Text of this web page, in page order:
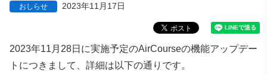
おしらせ 2023年11月17日
2023年11月28日に実施予定のAirCourseの機能アップデー
トにつきまして、詳細は以下の通りです。